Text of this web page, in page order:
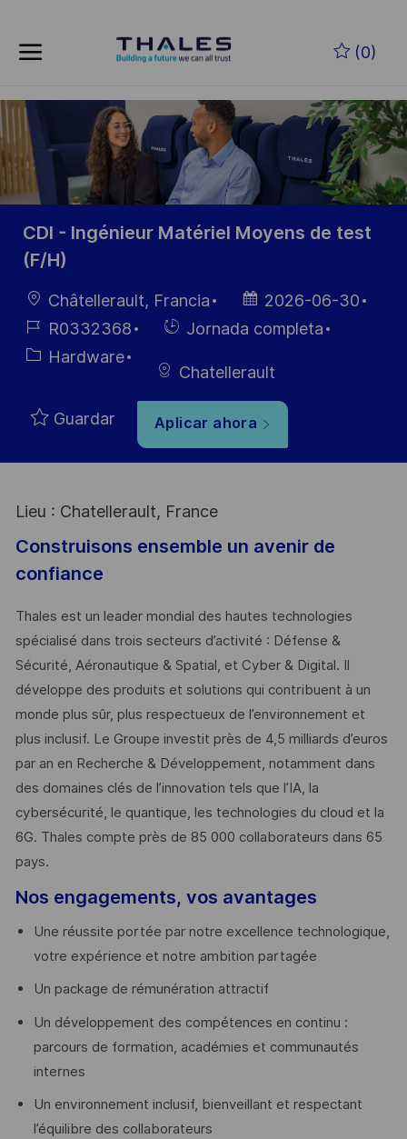
(0)
-
CDI - Ingénieur Matériel Moyens de test
(F/H)
Ubicación
Châtellerault, Francia
Fecha de
publicación
2026-06-30
ID de
empleo
R0332368
HiringJornada completa
Categoría
Hardware
Chatellerault
Guardar Aplicar ahora
Lieu : Chatellerault, France
Construisons ensemble un avenir de
confiance
Thales est un leader mondial des hautes technologies
spécialisé dans trois secteurs d’activité : Défense &
Sécurité, Aéronautique & Spatial, et Cyber & Digital. Il
développe des produits et solutions qui contribuent à un
monde plus sûr, plus respectueux de l’environnement et
plus inclusif. Le Groupe investit près de 4,5 milliards d’euros
par an en Recherche & Développement, notamment dans
des domaines clés de l’innovation tels que l’IA, la
cybersécurité, le quantique, les technologies du cloud et la
6G. Thales compte près de 85 000 collaborateurs dans 65
pays. ​
Nos engagements, vos avantages
Une réussite portée par notre excellence technologique,
votre expérience et notre ambition partagée
Un package de rémunération attractif
Un développement des compétences en continu :
parcours de formation, académies et communautés
internes
Un environnement inclusif, bienveillant et respectant
l’équilibre des collaborateurs